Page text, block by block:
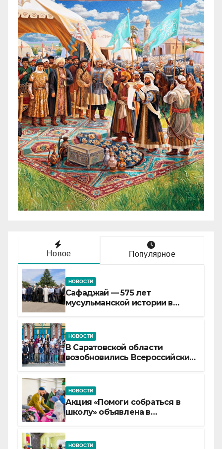
Новое Популярное
НОВОСТИ
Сафаджай — 575 лет
мусульманской истории в
НОВОСТИ
В Саратовской области
возобновились Всероссийские
НОВОСТИ
Акция «Помоги собраться в
школу» объявлена в
НОВОСТИ